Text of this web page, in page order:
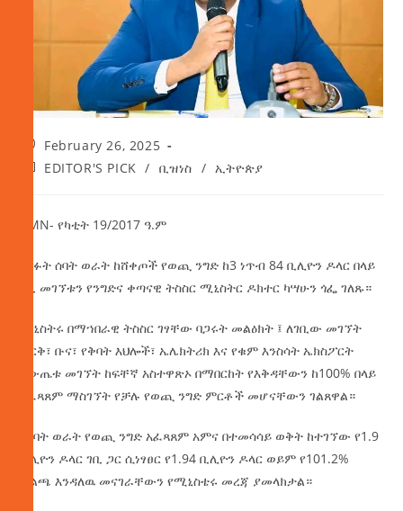
February 26, 2025
EDITOR'S PICK / ቢዝነስ / ኢትዮጵያ
AMN- የካቲት 19/2017 ዓ.ም
ባለፉት ሰባት ወራት ከሸቀጦች የወጪ ንግድ ከ3 ነጥብ 84 ቢሊዮን ዶላር በላይ
ገቢ መገኘቱን የንግድና ቀጣናዊ ትስስር ሚኒስትር ዶክተር ካሣሁን ጎፌ ገለጹ።
ሚኒስትሩ በማኀበራዊ ትስስር ገፃቸው ባጋሩት መልዕክት ፤ ለገቢው መገኘት
ወርቅ፣ ቡና፣ የቅባት እህሎች፣ ኤሌክትሪክ እና የቁም እንስሳት ኤክስፖርት
ለውጤቱ መገኘት ከፍቸኛ አስተዋጽኦ በማበርከት የእቅዳቸውን ከ100% በላይ
አፈጻጸም ማስገኘት የቻሉ የወጪ ንግድ ምርቶች መሆናቸውን ገልጸዋል።
የሰባት ወራት የወጪ ንግድ አፈጻጸም አምና በተመሳሳይ ወቅት ከተገኘው የ1.9
ቢሊዮን ዶላር ገቢ ጋር ሲነፃፀር የ1.94 ቢሊዮን ዶላር ወይም የ101.2%
ብልጫ እንዳለዉ መናገራቸውን የሚኒስቴሩ መረጃ ያመላክታል።